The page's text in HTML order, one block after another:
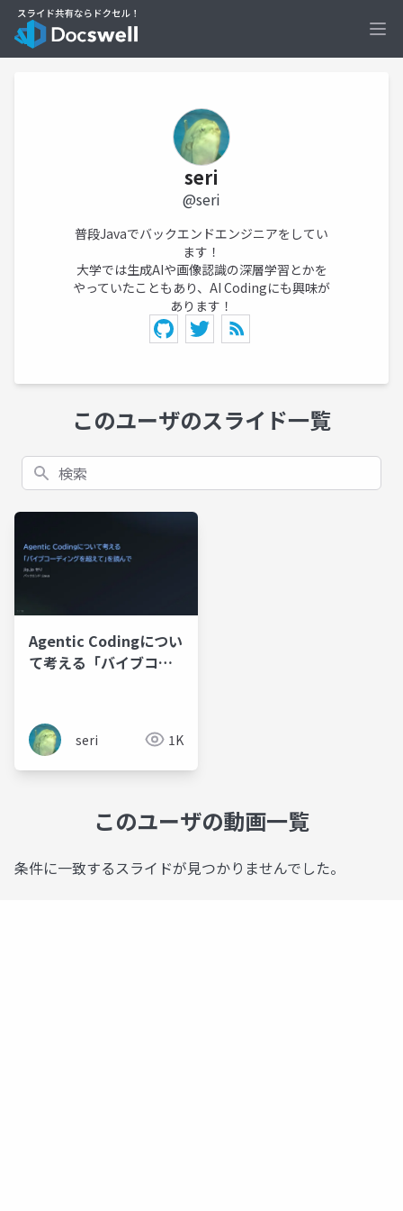
seri
@seri
普段Javaでバックエンドエンジニアをしてい
ます！
大学では生成AIや画像認識の深層学習とかを
やっていたこともあり、AI Codingにも興味が
あります！
このユーザのスライド一覧
検索
Agentic Codingについ
て考える「バイブコー
seri 1K
このユーザの動画一覧
条件に一致するスライドが見つかりませんでした。